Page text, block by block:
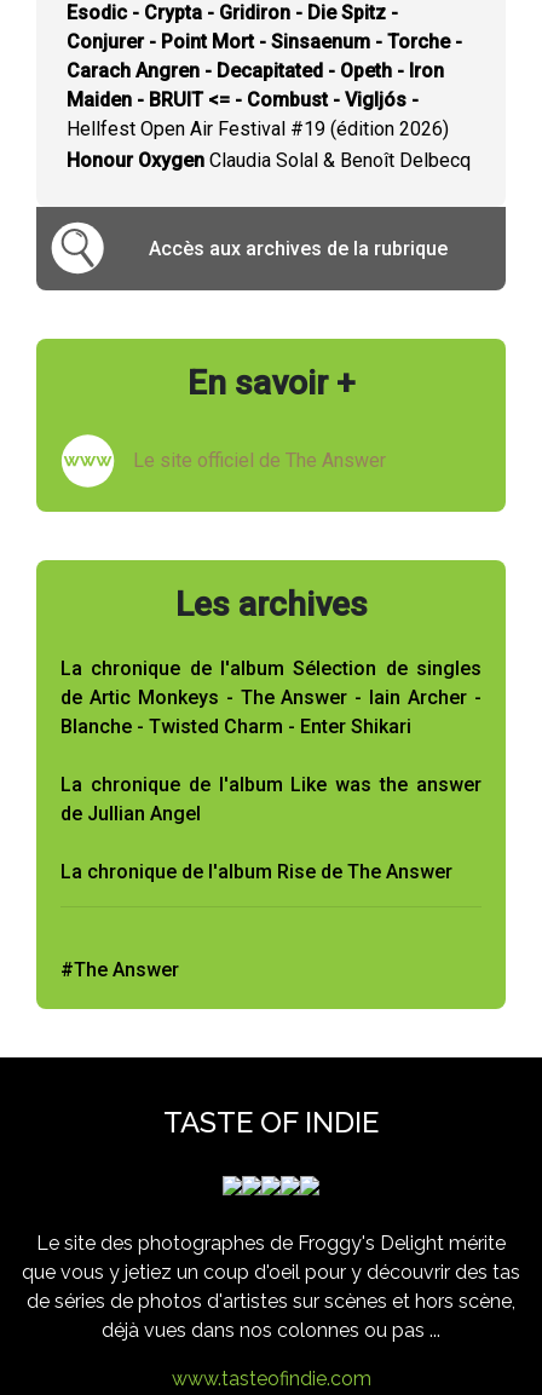
Esodic - Crypta - Gridiron - Die Spitz -
Conjurer - Point Mort - Sinsaenum - Torche -
Carach Angren - Decapitated - Opeth - Iron
Maiden - BRUIT <= - Combust - Vigljós -
Hellfest Open Air Festival #19 (édition 2026)
Honour Oxygen Claudia Solal & Benoît Delbecq
Accès aux archives de la rubrique
En savoir +
Le site officiel de The Answer
Les archives
La chronique de l'album Sélection de singles
de Artic Monkeys - The Answer - Iain Archer -
Blanche - Twisted Charm - Enter Shikari
La chronique de l'album Like was the answer
de Jullian Angel
La chronique de l'album Rise de The Answer
#The Answer
TASTE OF INDIE
Le site des photographes de Froggy's Delight mérite
que vous y jetiez un coup d'oeil pour y découvrir des tas
de séries de photos d'artistes sur scènes et hors scène,
déjà vues dans nos colonnes ou pas ...
www.tasteofindie.com